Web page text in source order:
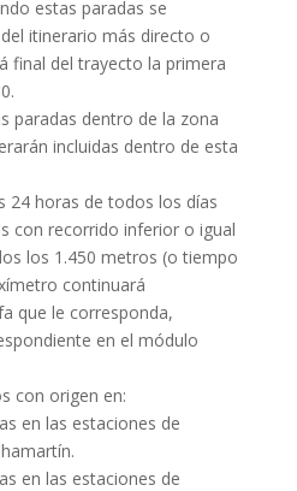
estas paradas se
itinerario más directo o
final del trayecto la primera
paradas dentro de la zona
incluidas dentro de esta
24 horas de todos los días
con recorrido inferior o igual
los 1.450 metros (o tiempo
continuará
que le corresponda,
en el módulo
con origen en:
en las estaciones de
en las estaciones de